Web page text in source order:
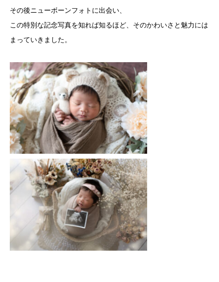
その後ニューボーンフォトに出会い、
この特別な記念写真を知れば知るほど、そのかわいさと魅力には
まっていきました。